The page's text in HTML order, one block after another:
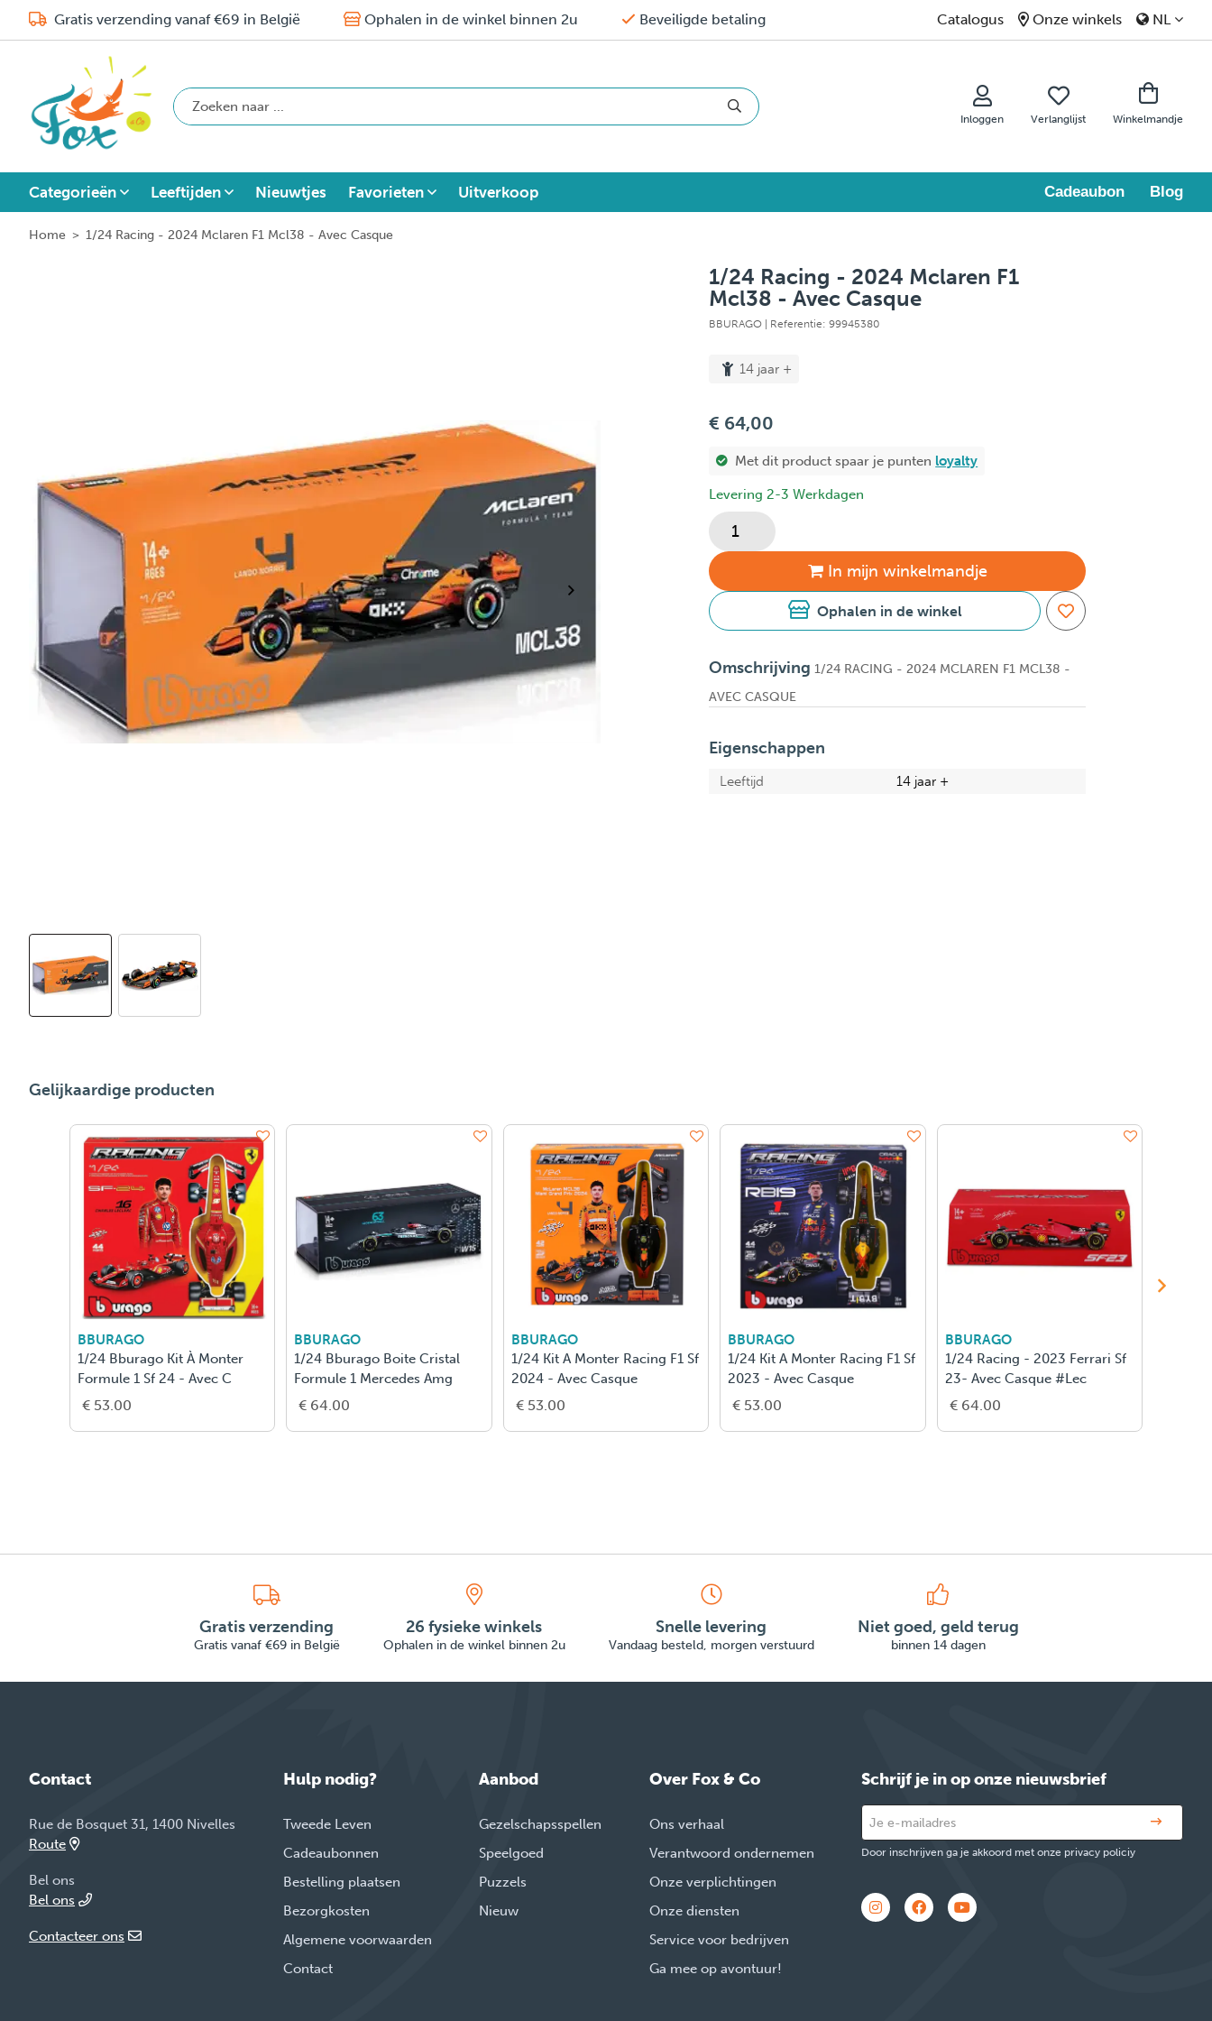
Gratis verzending vanaf €69 in België Ophalen in de winkel binnen 2u Beveiligde betaling Catalogus Onze winkels NL
Inloggen Verlanglijst Winkelmandje
Categorieën Leeftijden Nieuwtjes Favorieten Uitverkoop Cadeaubon Blog
Home > 1/24 Racing - 2024 Mclaren F1 Mcl38 - Avec Casque
1/24 Racing - 2024 Mclaren F1
Mcl38 - Avec Casque
BBURAGO | Referentie: 99945380
14 jaar +
€ 64,00
Met dit product spaar je punten loyalty
Levering 2-3 Werkdagen
In mijn winkelmandje
Ophalen in de winkel
Omschrijving 1/24 RACING - 2024 MCLAREN F1 MCL38 -
AVEC CASQUE
Eigenschappen
Leeftijd 14 jaar +
Gelijkaardige producten
BBURAGO
1/24 Bburago Kit À Monter
Formule 1 Sf 24 - Avec C
€ 53.00
BBURAGO
1/24 Bburago Boite Cristal
Formule 1 Mercedes Amg
€ 64.00
BBURAGO
1/24 Kit A Monter Racing F1 Sf
2024 - Avec Casque
€ 53.00
BBURAGO
1/24 Kit A Monter Racing F1 Sf
2023 - Avec Casque
€ 53.00
BBURAGO
1/24 Racing - 2023 Ferrari Sf
23- Avec Casque #Lec
€ 64.00
Gratis verzending
Gratis vanaf €69 in België
26 fysieke winkels
Ophalen in de winkel binnen 2u
Snelle levering
Vandaag besteld, morgen verstuurd
Niet goed, geld terug
binnen 14 dagen
Contact
Rue de Bosquet 31, 1400 Nivelles
Route
Bel ons
Bel ons
Contacteer ons
Hulp nodig?
Tweede Leven
Cadeaubonnen
Bestelling plaatsen
Bezorgkosten
Algemene voorwaarden
Contact
Aanbod
Gezelschapsspellen
Speelgoed
Puzzels
Nieuw
Over Fox & Co
Ons verhaal
Verantwoord ondernemen
Onze verplichtingen
Onze diensten
Service voor bedrijven
Ga mee op avontuur!
Schrijf je in op onze nieuwsbrief
Door inschrijven ga je akkoord met onze privacy policiy